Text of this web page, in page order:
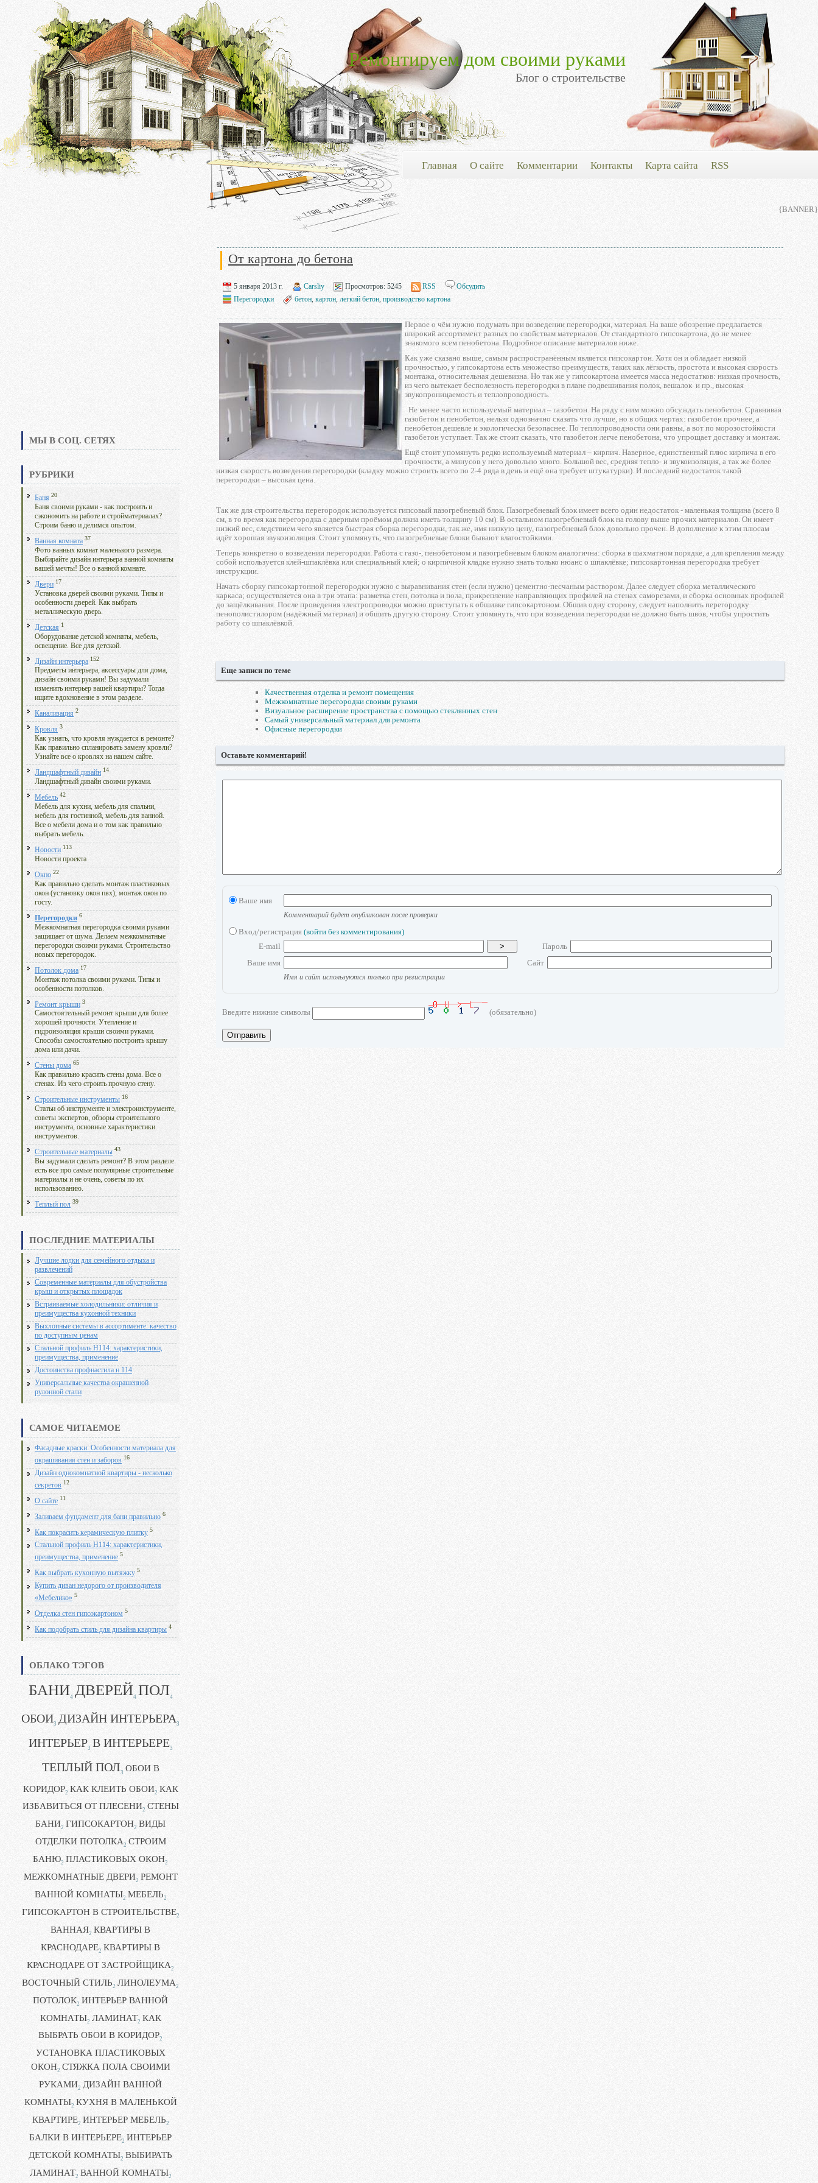
Ремонтируем дом своими руками
Блог о строительстве
Главная О сайте Комментарии Контакты Карта сайта RSS
{BANNER}
МЫ В СОЦ. СЕТЯХ
РУБРИКИ
Баня 20
Баня своими руками - как построить и
сэкономить на работе и стройматериалах?
Строим баню и делимся опытом.
Ванная комната 37
Фото ванных комнат маленького размера.
Выбирайте дизайн интерьера ванной комнаты
вашей мечты! Все о ванной комнате.
Двери 17
Установка дверей своими руками. Типы и
особенности дверей. Как выбрать
металлическую дверь.
Детская 1
Оборудование детской комнаты, мебель,
освещение. Все для детской.
Дизайн интерьера 152
Предметы интерьера, аксессуары для дома,
дизайн своими руками! Вы задумали
изменить интерьер вашей квартиры? Тогда
ищите вдохновение в этом разделе.
Канализация 2
Кровля 3
Как узнать, что кровля нуждается в ремонте?
Как правильно спланировать замену кровли?
Узнайте все о кровлях на нашем сайте.
Ландшафтный дизайн 14
Ландшафтный дизайн своими руками.
Мебель 42
Мебель для кухни, мебель для спальни,
мебель для гостинной, мебель для ванной.
Все о мебели дома и о том как правильно
выбрать мебель.
Новости 113
Новости проекта
Окно 22
Как правильно сделать монтаж пластиковых
окон (установку окон пвх), монтаж окон по
госту.
Перегородки 6
Межкомнатная перегородка своими руками
защищает от шума. Делаем межкомнатные
перегородки своими руками. Строительство
новых перегородок.
Потолок дома 17
Монтаж потолка своими руками. Типы и
особенности потолков.
Ремонт крыши 3
Самостоятельный ремонт крыши для более
хорошей прочности. Утепление и
гидроизоляция крыши своими руками.
Способы самостоятельно построить крышу
дома или дачи.
Стены дома 65
Как правильно красить стены дома. Все о
стенах. Из чего строить прочную стену.
Строительные инструменты 16
Статьи об инструменте и электроинструменте,
советы экспертов, обзоры строительного
инструмента, основные характеристики
инструментов.
Строительные материалы 43
Вы задумали сделать ремонт? В этом разделе
есть все про самые популярные строительные
материалы и не очень, советы по их
использованию.
Теплый пол 39
ПОСЛЕДНИЕ МАТЕРИАЛЫ
Лучшие лодки для семейного отдыха и
развлечений
Современные материалы для обустройства
крыш и открытых площадок
Встраиваемые холодильники: отличия и
преимущества кухонной техники
Выхлопные системы в ассортименте: качество
по доступным ценам
Стальной профиль Н114: характеристики,
преимущества, применение
Достоинства профнастила н 114
Универсальные качества окрашенной
рулонной стали
САМОЕ ЧИТАЕМОЕ
Фасадные краски: Особенности материала для
окрашивания стен и заборов 16
Дизайн однокомнатной квартиры - несколько
секретов 12
О сайте 11
Заливаем фундамент для бани правильно 6
Как покрасить керамическую плитку 5
Стальной профиль Н114: характеристики,
преимущества, применение 5
Как выбрать кухонную вытяжку 5
Купить диван недорого от производителя
«Мебелико» 5
Отделка стен гипсокартоном 5
Как подобрать стиль для дизайна квартиры 4
ОБЛАКО ТЭГОВ
БАНИ4 ДВЕРЕЙ4 ПОЛ4
ОБОИ3 ДИЗАЙН ИНТЕРЬЕРА3
ИНТЕРЬЕР3 В ИНТЕРЬЕРЕ3
ТЕПЛЫЙ ПОЛ3 ОБОИ В
КОРИДОР2 КАК КЛЕИТЬ ОБОИ2 КАК
ИЗБАВИТЬСЯ ОТ ПЛЕСЕНИ2 СТЕНЫ
БАНИ2 ГИПСОКАРТОН2 ВИДЫ
ОТДЕЛКИ ПОТОЛКА2 СТРОИМ
БАНЮ2 ПЛАСТИКОВЫХ ОКОН2
МЕЖКОМНАТНЫЕ ДВЕРИ2 РЕМОНТ
ВАННОЙ КОМНАТЫ2 МЕБЕЛЬ2
ГИПСОКАРТОН В СТРОИТЕЛЬСТВЕ2
ВАННАЯ2 КВАРТИРЫ В
КРАСНОДАРЕ2 КВАРТИРЫ В
КРАСНОДАРЕ ОТ ЗАСТРОЙЩИКА2
ВОСТОЧНЫЙ СТИЛЬ2 ЛИНОЛЕУМА2
ПОТОЛОК2 ИНТЕРЬЕР ВАННОЙ
КОМНАТЫ2 ЛАМИНАТ2 КАК
ВЫБРАТЬ ОБОИ В КОРИДОР2
УСТАНОВКА ПЛАСТИКОВЫХ
ОКОН2 СТЯЖКА ПОЛА СВОИМИ
РУКАМИ2 ДИЗАЙН ВАННОЙ
КОМНАТЫ2 КУХНЯ В МАЛЕНЬКОЙ
КВАРТИРЕ2 ИНТЕРЬЕР МЕБЕЛЬ2
БАЛКИ В ИНТЕРЬЕРЕ2 ИНТЕРЬЕР
ДЕТСКОЙ КОМНАТЫ2 ВЫБИРАТЬ
ЛАМИНАТ2 ВАННОЙ КОМНАТЫ2
От картона до бетона
5 января 2013 г. Carsliy Просмотров: 5245 RSS
Обсудить
Перегородки
бетон, картон, легкий бетон, производство картона
Первое о чём нужно подумать при возведении перегородки, материал. На ваше обозрение предлагается
широкий ассортимент разных по свойствам материалов. От стандартного гипсокартона, до не менее
знакомого всем пенобетона. Подробное описание материалов ниже.
Как уже сказано выше, самым распространённым является гипсокартон. Хотя он и обладает низкой
прочностью, у гипсокартона есть множество преимуществ, таких как лёгкость, простота и высокая скорость
монтажа, относительная дешевизна. Но так же у гипсокартона имеется масса недостатков: низкая прочность,
из чего вытекает бесполезность перегородки в плане подвешивания полок, вешалок и пр., высокая
звукопроницаемость и теплопроводность.
Не менее часто используемый материал – газобетон. На ряду с ним можно обсуждать пенобетон. Сравнивая
газобетон и пенобетон, нельзя однозначно сказать что лучше, но в общих чертах: газобетон прочнее, а
пенобетон дешевле и экологически безопаснее. По теплопроводности они равны, а вот по морозостойкости
газобетон уступает. Так же стоит сказать, что газобетон легче пенобетона, что упрощает доставку и монтаж.
Ещё стоит упомянуть редко используемый материал – кирпич. Наверное, единственный плюс кирпича в его
прочности, а минусов у него довольно много. Большой вес, средняя тепло- и звукоизоляция, а так же более
низкая скорость возведения перегородки (кладку можно строить всего по 2-4 ряда в день и ещё она требует штукатурки). И последний недостаток такой
перегородки – высокая цена.
Так же для строительства перегородок используется гипсовый пазогребневый блок. Пазогребневый блок имеет всего один недостаток - маленькая толщина (всего 8
см, в то время как перегородка с дверным проёмом должна иметь толщину 10 см). В остальном пазогребневый блок на голову выше прочих материалов. Он имеет
низкий вес, следствием чего является быстрая сборка перегородки, так же, имя низкую цену, пазогребневый блок довольно прочен. В дополнение к этим плюсам
идёт хорошая звукоизоляция. Стоит упомянуть, что пазогребневые блоки бывают влагостойкими.
Теперь конкретно о возведении перегородки. Работа с газо-, пенобетоном и пазогребневым блоком аналогична: сборка в шахматном порядке, а для крепления между
собой используется клей-шпаклёвка или специальный клей; о кирпичной кладке нужно знать только нюанс о шпаклёвке; гипсокартонная перегородка требует
инструкции.
Начать сборку гипсокартонной перегородки нужно с выравнивания стен (если нужно) цементно-песчаным раствором. Далее следует сборка металлического
каркаса; осуществляется она в три этапа: разметка стен, потолка и пола, прикрепление направляющих профилей на стенах саморезами, и сборка основных профилей
до защёлкивания. После проведения электропроводки можно приступать к обшивке гипсокартоном. Обшив одну сторону, следует наполнить перегородку
пенополистилором (надёжный материал) и обшить другую сторону. Стоит упомянуть, что при возведении перегородки не должно быть швов, чтобы упростить
работу со шпаклёвкой.
Еще записи по теме
Качественная отделка и ремонт помещения
Межкомнатные перегородки своими руками
Визуальное расширение пространства с помощью стеклянных стен
Самый универсальный материал для ремонта
Офисные перегородки
Оставьте комментарий!
Ваше имя
Комментарий будет опубликован после проверки
Вход/регистрация (войти без комментирования)
E-mail
>
Пароль
Ваше имя
Сайт
Имя и сайт используются только при регистрации
Введите нижние символы (обязательно)
Отправить